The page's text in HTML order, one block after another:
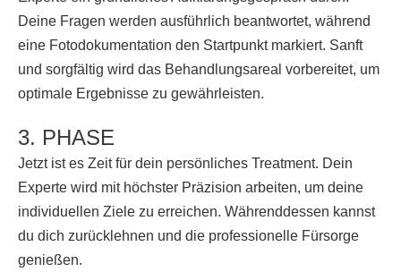
Deine Fragen werden ausführlich beantwortet, während
eine Fotodokumentation den Startpunkt markiert. Sanft
und sorgfältig wird das Behandlungsareal vorbereitet, um
optimale Ergebnisse zu gewährleisten.
3. PHASE
Jetzt ist es Zeit für dein persönliches Treatment. Dein
Experte wird mit höchster Präzision arbeiten, um deine
individuellen Ziele zu erreichen. Währenddessen kannst
du dich zurücklehnen und die professionelle Fürsorge
genießen.